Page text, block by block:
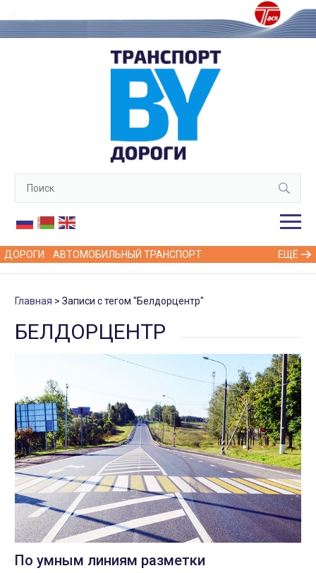
ДОРОГИ АВТОМОБИЛЬНЫЙ ТРАНСПОРТ ЕЩЁ
Главная Записи с тегом "Белдорцентр"
БЕЛДОРЦЕНТР
По умным линиям разметки